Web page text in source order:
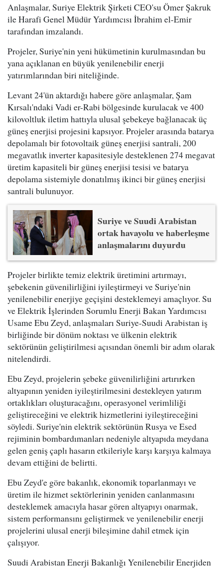
Anlaşmalar, Suriye Elektrik Şirketi CEO'su Ömer Şakruk
ile Harafi Genel Müdür Yardımcısı İbrahim el-Emir
tarafından imzalandı.
Projeler, Suriye'nin yeni hükümetinin kurulmasından bu
yana açıklanan en büyük yenilenebilir enerji
yatırımlarından biri niteliğinde.
Levant 24'ün aktardığı habere göre anlaşmalar, Şam
Kırsalı'ndaki Vadi er-Rabi bölgesinde kurulacak ve 400
kilovoltluk iletim hattıyla ulusal şebekeye bağlanacak üç
güneş enerjisi projesini kapsıyor. Projeler arasında batarya
depolamalı bir fotovoltaik güneş enerjisi santrali, 200
megavatlık inverter kapasitesiyle desteklenen 274 megavat
üretim kapasiteli bir güneş enerjisi tesisi ve batarya
depolama sistemiyle donatılmış ikinci bir güneş enerjisi
santrali bulunuyor.
Suriye ve Suudi Arabistan
ortak havayolu ve haberleşme
anlaşmalarını duyurdu
Projeler birlikte temiz elektrik üretimini artırmayı,
şebekenin güvenilirliğini iyileştirmeyi ve Suriye'nin
yenilenebilir enerjiye geçişini desteklemeyi amaçlıyor. Su
ve Elektrik İşlerinden Sorumlu Enerji Bakan Yardımcısı
Usame Ebu Zeyd, anlaşmaları Suriye-Suudi Arabistan iş
birliğinde bir dönüm noktası ve ülkenin elektrik
sektörünün geliştirilmesi açısından önemli bir adım olarak
nitelendirdi.
Ebu Zeyd, projelerin şebeke güvenilirliğini artırırken
altyapının yeniden iyileştirilmesini destekleyen yatırım
ortaklıkları oluşturacağını, operasyonel verimliliği
geliştireceğini ve elektrik hizmetlerini iyileştireceğini
söyledi. Suriye'nin elektrik sektörünün Rusya ve Esed
rejiminin bombardımanları nedeniyle altyapıda meydana
gelen geniş çaplı hasarın etkileriyle karşı karşıya kalmaya
devam ettiğini de belirtti.
Ebu Zeyd'e göre bakanlık, ekonomik toparlanmayı ve
üretim ile hizmet sektörlerinin yeniden canlanmasını
desteklemek amacıyla hasar gören altyapıyı onarmak,
sistem performansını geliştirmek ve yenilenebilir enerji
projelerini ulusal enerji bileşimine dahil etmek için
çalışıyor.
Suudi Arabistan Enerji Bakanlığı Yenilenebilir Enerjiden